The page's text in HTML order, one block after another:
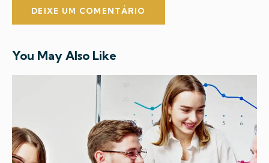
You May Also Like